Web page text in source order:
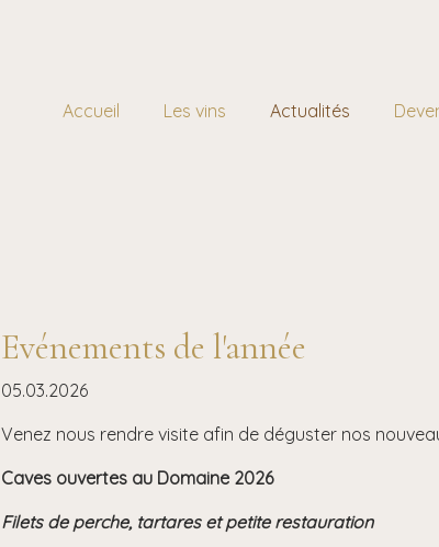
Accueil Les vins Actualités
Evénements de l'année
05.03.2026
Venez nous rendre visite afin de déguster nos
Caves ouvertes au Domaine 2026
Filets de perche, tartares et petite restauration